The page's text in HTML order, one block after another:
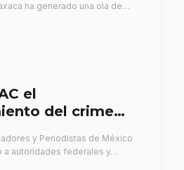
ha generado una ola de…
el
del crimen
y Periodistas de México
a autoridades federales y…